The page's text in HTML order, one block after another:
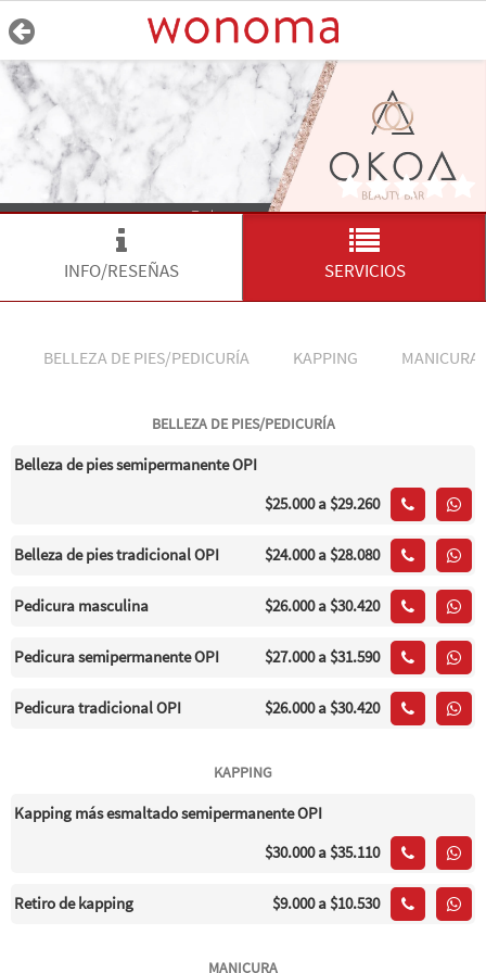
INFO/RESEÑAS SERVICIOS
BELLEZA DE PIES/PEDICURÍA KAPPING MANICURA
BELLEZA DE PIES/PEDICURÍA
Belleza de pies semipermanente OPI
$25.000a $29.260
Belleza de pies tradicional OPI $24.000a $28.080
Pedicura masculina $26.000a $30.420
Pedicura semipermanente OPI $27.000a $31.590
Pedicura tradicional OPI $26.000a $30.420
KAPPING
Kapping más esmaltado semipermanente OPI
$30.000a $35.110
Retiro de kapping $9.000a $10.530
MANICURA